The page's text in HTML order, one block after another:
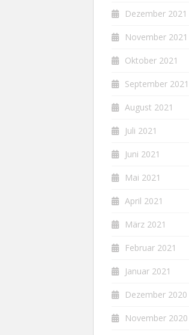
Dezember 2021
November 2021
Oktober 2021
September 2021
August 2021
Juli 2021
Juni 2021
Mai 2021
April 2021
März 2021
Februar 2021
Januar 2021
Dezember 2020
November 2020